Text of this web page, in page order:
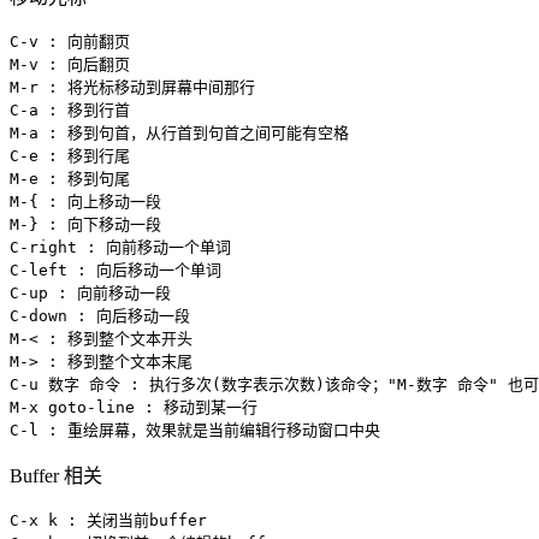
C-v : 向前翻页
M-v : 向后翻页
M-r : 将光标移动到屏幕中间那行
C-a : 移到行首
M-a : 移到句首，从行首到句首之间可能有空格
C-e : 移到行尾
M-e : 移到句尾
M-{ : 向上移动一段
M-} : 向下移动一段
C-right : 向前移动一个单词
C-left : 向后移动一个单词
C-up : 向前移动一段
C-down : 向后移动一段
M-< : 移到整个文本开头
M-> : 移到整个文本末尾
C-u 数字 命令 : 执行多次(数字表示次数)该命令；"M-数字 命令" 也
M-x goto-line : 移动到某一行
C-l : 重绘屏幕，效果就是当前编辑行移动窗口中央
Buffer 相关
C-x k : 关闭当前buffer